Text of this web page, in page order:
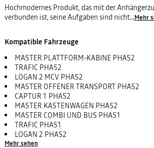
Hochmodernes Produkt, das mit der
verbunden ist, seine Aufgaben sind nicht...Mehr
Kompatible Fahrzeuge
MASTER PLATTFORM-KABINE PHAS2
TRAFIC PHAS2
LOGAN 2 MCV PHAS2
MASTER OFFENER TRANSPORT PHAS2
CAPTUR 1 PHAS2
MASTER KASTENWAGEN PHAS2
MASTER COMBI UND BUS PHAS1
TRAFIC PHAS1
LOGAN 2 PHAS2
Mehr sehen